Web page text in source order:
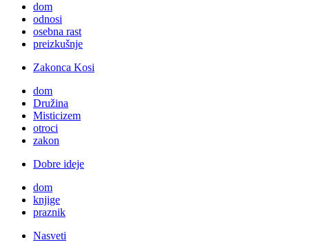
dom
odnosi
osebna rast
preizkušnje
Zakonca Kosi
dom
Družina
Misticizem
otroci
zakon
Dobre ideje
dom
knjige
praznik
Nasveti